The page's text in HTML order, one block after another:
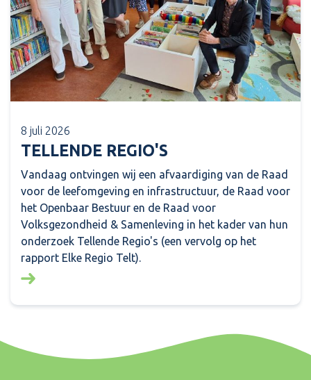
8 juli 2026
TELLENDE REGIO'S
Vandaag ontvingen wij een afvaardiging van de Raad
voor de leefomgeving en infrastructuur, de Raad voor
het Openbaar Bestuur en de Raad voor
Volksgezondheid & Samenleving in het kader van hun
onderzoek Tellende Regio's (een vervolg op het
rapport Elke Regio Telt).
Lees meer over: Tellende regio's